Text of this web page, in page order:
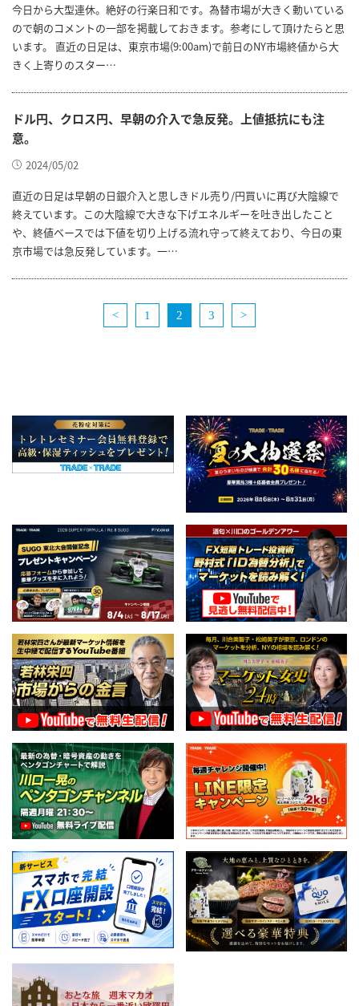
今日から大型連休。絶好の行楽日和です。為替市場が大きく動いている
ので朝のコメントの一部を掲載しておきます。参考にして頂けたらと思
います。 直近の日足は、東京市場(9:00am)で前日のNY市場終値から大
きく上寄りのスター…
ドル円、クロス円、早朝の介入で急反発。上値抵抗にも注
意。
2024/05/02
直近の日足は早朝の日銀介入と思しきドル売り/円買いに再び大陰線で
終えています。この大陰線で大きな下げエネルギーを吐き出したこと
や、終値ベースでは下値を切り上げる流れ守って終えており、今日の東
京市場では急反発しています。一…
< 1 2 3 >